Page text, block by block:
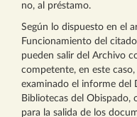
no, al préstamo.
Según lo dispuesto en el
Funcionamiento del
pueden salir del Archivo
competente, en este
examinado el informe del
Bibliotecas del Obispado,
para la salida de los